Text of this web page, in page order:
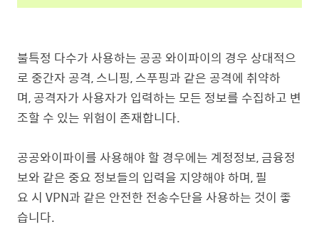
불특정 다수가 사용하는 공공 와이파이의 경우 상대적으
로 중간자 공격, 스니핑, 스푸핑과 같은 공격에 취약하
며, 공격자가 사용자가 입력하는 모든 정보를 수집하고 변
조할 수 있는 위험이 존재합니다.
공공와이파이를 사용해야 할 경우에는 계정정보, 금융정
보와 같은 중요 정보들의 입력을 지양해야 하며, 필
요 시 VPN과 같은 안전한 전송수단을 사용하는 것이 좋
습니다.